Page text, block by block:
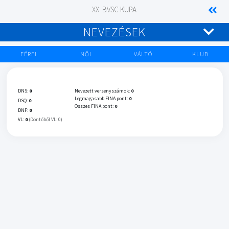
XX. BVSC KUPA
NEVEZÉSEK
FÉRFI NŐI VÁLTÓ KLUB
DNS: 0
DSQ: 0
DNF: 0
VL: 0 (Döntőből VL: 0)
Nevezett versenyszámok: 0
Legmagasabb FINA pont: 0
Összes FINA pont: 0